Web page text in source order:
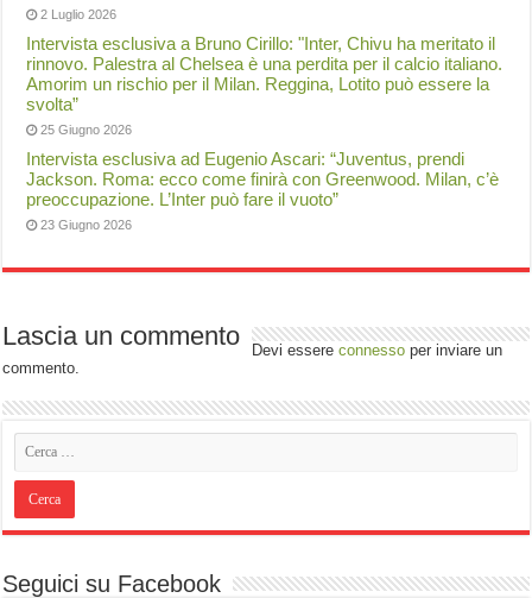
2 Luglio 2026
Intervista esclusiva a Bruno Cirillo: "Inter, Chivu ha meritato il
rinnovo. Palestra al Chelsea è una perdita per il calcio italiano.
Amorim un rischio per il Milan. Reggina, Lotito può essere la
svolta”
25 Giugno 2026
Intervista esclusiva ad Eugenio Ascari: “Juventus, prendi
Jackson. Roma: ecco come finirà con Greenwood. Milan, c’è
preoccupazione. L’Inter può fare il vuoto”
23 Giugno 2026
Lascia un commento Devi essereconnesso per inviare un
commento.
Seguici su Facebook